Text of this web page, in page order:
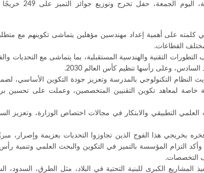
كلمته على أهمية إعداد مهندسين مؤهلين يتماشى تكوينهم مع
القطاعات.
التطورات التقنية والهندسية المستقبلية، بما يتماشى مع
وعلى رأسها تنظيم كأس العالم 2030.
النظام التكنولوجي بالمدرسة وتعزيز جودة التكوين الأساسي،
خاصة لمعاهد تكوين التقنيين المتخصصين، وعملت على تحسين
التطبيقي والابتكار في مجالات اختصاص الوزارة، وتعزيز
بخريجي هذا الفوج الذين تجاوزوا التحديات بعزيمة وإصرار،
التزام المؤسسة بالتميز في التكوين والبحث العلمي وتنمية
الكبرى للبنية التحتية في البلاد، مثل الطرق، السدود،